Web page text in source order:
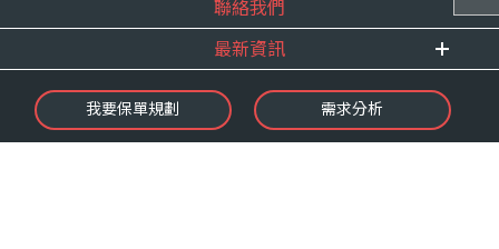
E 線資源網
聯絡我們
最新資訊
最新消息
錠嵂焦點
我要保單規劃 需求分析